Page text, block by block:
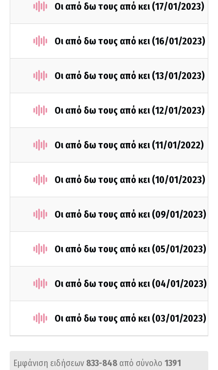
Οι από δω τους από κει (17/01/2023)
Οι από δω τους από κει (16/01/2023)
Οι από δω τους από κει (13/01/2023)
Οι από δω τους από κει (12/01/2023)
Οι από δω τους από κει (11/01/2022)
Οι από δω τους από κει (10/01/2023)
Οι από δω τους από κει (09/01/2023)
Οι από δω τους από κει (05/01/2023)
Οι από δω τους από κει (04/01/2023)
Οι από δω τους από κει (03/01/2023)
Εμφάνιση ειδήσεων 833-848 από σύνολο 1391